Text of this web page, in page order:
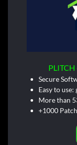
Secure
Easy to
More than
+1000